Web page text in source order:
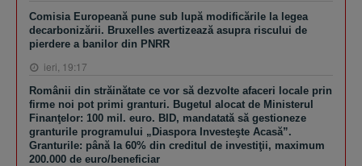
Comisia Europeană pune sub lupă modificările la legea
decarbonizării. Bruxelles avertizează asupra riscului de
pierdere a banilor din PNRR
ieri, 19:17
Românii din străinătate ce vor să dezvolte afaceri locale prin
firme noi pot primi granturi. Bugetul alocat de Ministerul
Finanţelor: 100 mil. euro. BID, mandatată să gestioneze
granturile programului „Diaspora Investeşte Acasă”.
Granturile: până la 60% din creditul de investiţii, maximum
200.000 de euro/beneficiar